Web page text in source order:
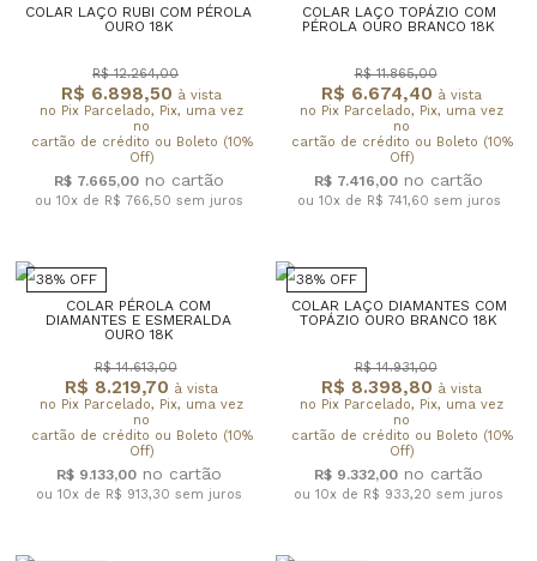
COLAR LAÇO RUBI COM PÉROLA
OURO 18K
R$ 6.898,50 à vista
no Pix Parcelado, Pix, uma vez
no
cartão de crédito ou Boleto (10%
Off)
R$ 12.264,00
R$ 7.665,00
ou 10x de R$ 766,50 sem juros
COLAR LAÇO TOPÁZIO COM
PÉROLA OURO BRANCO 18K
R$ 6.674,40 à vista
no Pix Parcelado, Pix, uma vez
no
cartão de crédito ou Boleto (10%
Off)
R$ 11.865,00
R$ 7.416,00
ou 10x de R$ 741,60 sem juros
38% OFF
COLAR PÉROLA COM
DIAMANTES E ESMERALDA
OURO 18K
R$ 8.219,70 à vista
no Pix Parcelado, Pix, uma vez
no
cartão de crédito ou Boleto (10%
Off)
R$ 14.613,00
R$ 9.133,00
ou 10x de R$ 913,30 sem juros
38% OFF
COLAR LAÇO DIAMANTES COM
TOPÁZIO OURO BRANCO 18K
R$ 8.398,80 à vista
no Pix Parcelado, Pix, uma vez
no
cartão de crédito ou Boleto (10%
Off)
R$ 14.931,00
R$ 9.332,00
ou 10x de R$ 933,20 sem juros